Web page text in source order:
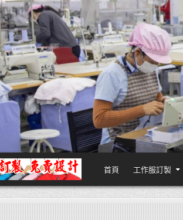
POLO衫T恤訂製推薦,做班系校服定製價格,台灣香港客製
首頁 工作服訂製